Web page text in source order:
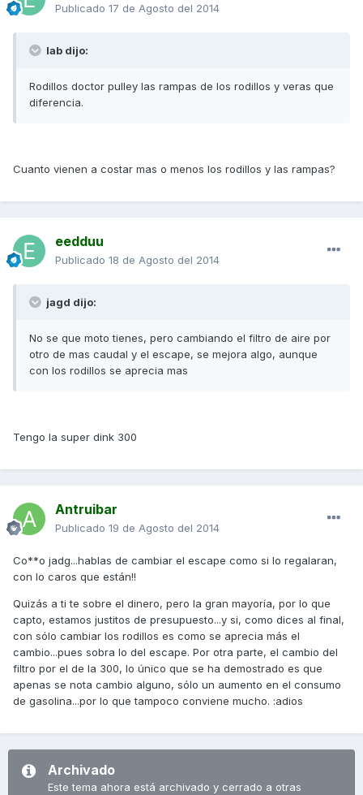
Publicado 17 de Agosto del 2014
lab dijo:
Rodillos doctor pulley las rampas de los rodillos y veras que
diferencia.
Cuanto vienen a costar mas o menos los rodillos y las rampas?
eedduu
Publicado 18 de Agosto del 2014
jagd dijo:
No se que moto tienes, pero cambiando el filtro de aire por
otro de mas caudal y el escape, se mejora algo, aunque
con los rodillos se aprecia mas
Tengo la super dink 300
Antruibar
Publicado 19 de Agosto del 2014
Co**o jadg...hablas de cambiar el escape como si lo regalaran,
con lo caros que están!!
Quizás a ti te sobre el dinero, pero la gran mayoría, por lo que
capto, estamos justitos de presupuesto...y si, como dices al final,
con sólo cambiar los rodillos es como se aprecia más el
cambio...pues sobra lo del escape. Por otra parte, el cambio del
filtro por el de la 300, lo único que se ha demostrado es que
apenas se nota cambio alguno, sólo un aumento en el consumo
de gasolina...por lo que tampoco conviene mucho. :adios
Archivado
Este tema ahora está archivado y cerrado a otras